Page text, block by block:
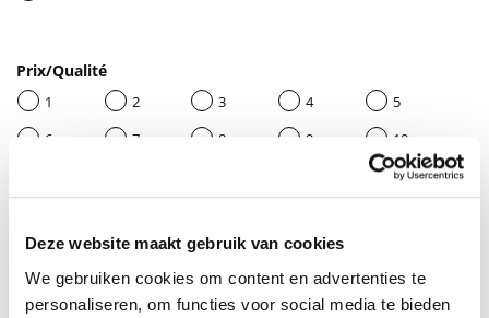
Deze website maakt gebruik van cookies
We gebruiken cookies om content en advertenties te
personaliseren, om functies voor social media te bieden
Prix/Qualité
1 2 3 4
5
6
7 8 9
10